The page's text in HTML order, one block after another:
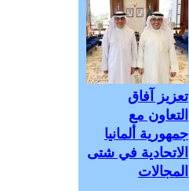
تعزيز آفاق
التعاون مع
جمهورية ألمانيا
الاتحادية في شتى
المجالات